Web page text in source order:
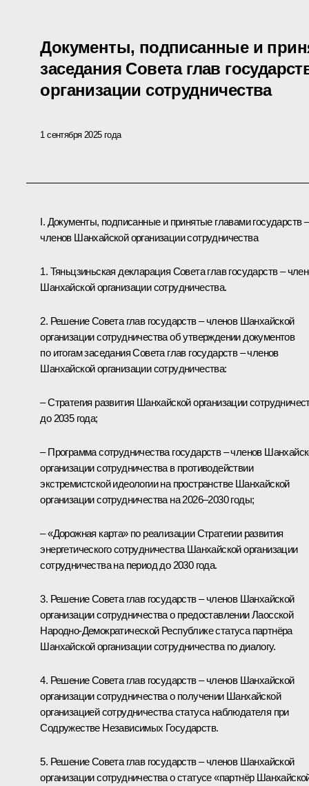
Документы, подписанные и
заседания Совета глав
организации сотрудничества
1 сентября 2025 года
I. Документы, подписанные и принятые главами государств –
членов Шанхайской организации сотрудничества
1. Тяньцзиньская декларация Совета глав государств –
Шанхайской организации сотрудничества.
2. Решение Совета глав государств – членов Шанхайской
организации сотрудничества об утверждении документов
по итогам заседания Совета глав государств – членов
Шанхайской организации сотрудничества:
– Стратегия развития Шанхайской организации
до 2035 года;
– Программа сотрудничества государств – членов
организации сотрудничества в противодействии
экстремистской идеологии на пространстве Шанхайской
организации сотрудничества на 2026–2030 годы;
– «Дорожная карта» по реализации Стратегии развития
энергетического сотрудничества Шанхайской организации
сотрудничества на период до 2030 года.
3. Решение Совета глав государств – членов Шанхайской
организации сотрудничества о предоставлении Лаосской
Народно-Демократической Республике статуса партнёра
Шанхайской организации сотрудничества по диалогу.
4. Решение Совета глав государств – членов Шанхайской
организации сотрудничества о получении Шанхайской
организацией сотрудничества статуса наблюдателя при
Содружестве Независимых Государств.
5. Решение Совета глав государств – членов Шанхайской
организации сотрудничества о статусе «партнёр